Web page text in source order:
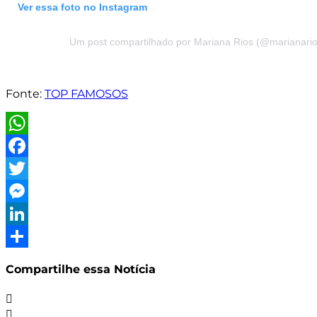
Ver essa foto no Instagram
Um post compartilhado por Mariana Rios
Fonte: TOP FAMOSOS
WhatsApp
Facebook
Twitter
Messenger
LinkedIn
Compartilhe essa Notícia